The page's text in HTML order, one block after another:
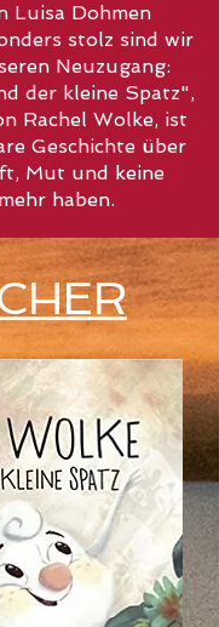
Luisa Dohmen
stolz sind wir
Neuzugang:
der kleine Spatz",
Rachel Wolke, ist
Geschichte über
Mut und keine
haben.